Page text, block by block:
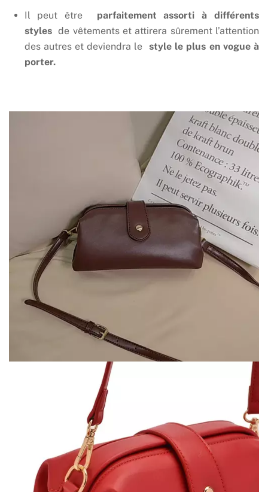
Il peut être parfaitement assorti à différents
styles de vêtements et attirera sûrement l’attention
des autres et deviendra le style le plus en vogue à
porter.